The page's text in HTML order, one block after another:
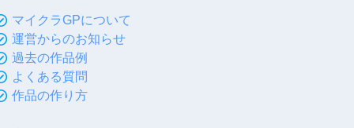
マイクラGPについて
運営からのお知らせ
過去の作品例
よくある質問
作品の作り方